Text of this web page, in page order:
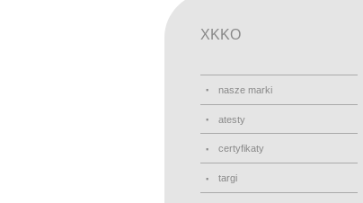
XKKO
nasze marki
atesty
certyfikaty
targi